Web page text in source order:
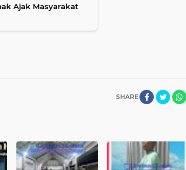
Ajak Masyarakat
SHARE